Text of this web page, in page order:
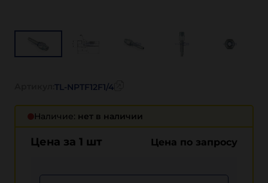
Наличие: нет в наличии
Цена за 1 шт Цена по запросу
TL-NPTF12F1/4